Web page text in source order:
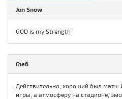
Jon Snow
GOD is my Strength
Глеб
Действительно, хороший был
игры, а атмосферу на стадионе,